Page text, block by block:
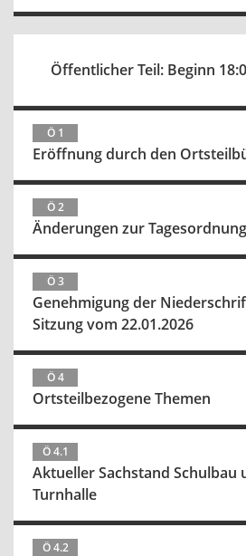
Öffentlicher Teil: Beginn
Ö 1
Eröffnung durch den
Ö 2
Änderungen zur Tagesordnung
Ö 3
Genehmigung der
Sitzung vom 22.01.2026
Ö 4
Ortsteilbezogene Themen
Ö 4.1
Aktueller Sachstand Schulbau
Turnhalle
Ö 4.2